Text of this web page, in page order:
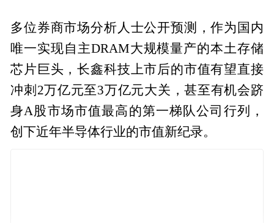
多位券商市场分析人士公开预测，作为国内
唯一实现自主DRAM大规模量产的本土存储
芯片巨头，长鑫科技上市后的市值有望直接
冲刺2万亿元至3万亿元大关，甚至有机会跻
身A股市场市值最高的第一梯队公司行列，
创下近年半导体行业的市值新纪录。